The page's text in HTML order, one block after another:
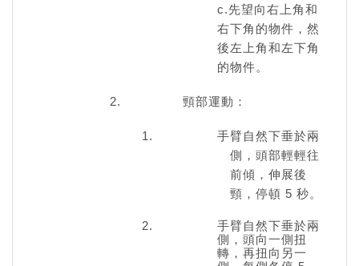
c.先望向右上角和
右下角的物件，然
後左上角和左下角
的物件。
頸部運動：
手臂自然下垂於兩
側，頭部輕輕往
前傾，伸展後
頸，停頓 5 秒。
手臂自然下垂於兩
側，頭向一側扭
轉，再扭向另一